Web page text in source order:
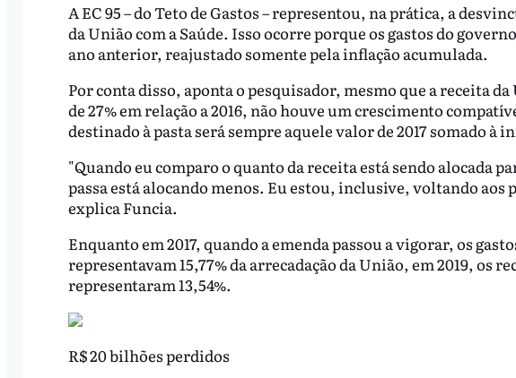
A EC 95 – do Teto de Gastos – representou, na prática, a
da União com a Saúde. Isso ocorre porque os gastos do
ano anterior, reajustado somente pela inflação acumulada.
Por conta disso, aponta o pesquisador, mesmo que a receita
de 27% em relação a 2016, não houve um crescimento
destinado à pasta será sempre aquele valor de 2017 somado à
"Quando eu comparo o quanto da receita está sendo alocada
passa está alocando menos. Eu estou, inclusive, voltando aos
explica Funcia.
Enquanto em 2017, quando a emenda passou a vigorar, os
representavam 15,77% da arrecadação da União, em 2019, os
representaram 13,54%.
R$ 20 bilhões perdidos